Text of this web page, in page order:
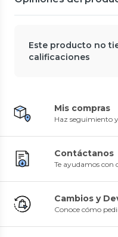
Este producto no
calificaciones
Mis compras
Haz seguimiento
Contáctanos
Te ayudamos con
Cambios y
Conoce cómo